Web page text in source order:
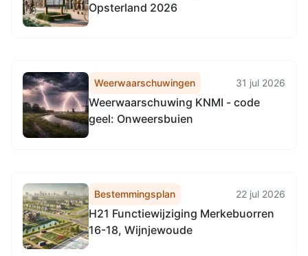
Opsterland 2026
Weerwaarschuwingen 31 jul 2026
Weerwaarschuwing KNMI - code
geel: Onweersbuien
Bestemmingsplan 22 jul 2026
H21 Functiewijziging Merkebuorren
16-18, Wijnjewoude